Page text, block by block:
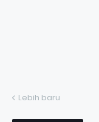
Lebih baru